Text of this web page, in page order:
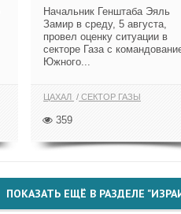
Начальник Генштаба Эяль
Замир в среду, 5 августа,
провел оценку ситуации в
секторе Газа с
Южного...
ЦАХАЛ СЕКТОР ГАЗЫ
359
ПОКАЗАТЬ ЕЩЁ В РАЗДЕЛЕ